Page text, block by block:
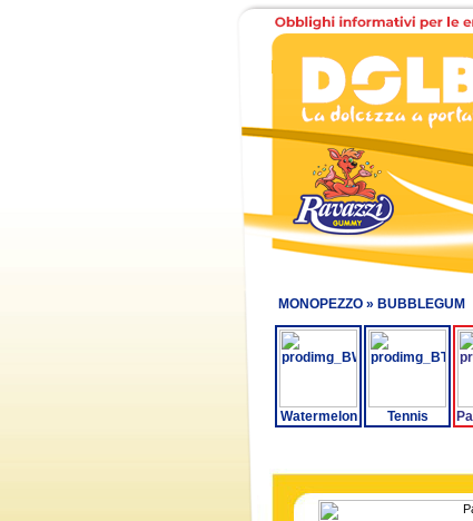
MONOPEZZO » BUBBLEGUM
Watermelon Tennis